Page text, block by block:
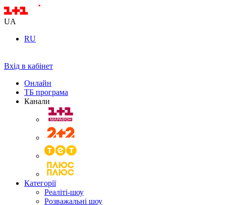
UA
RU
Вхід в кабінет
Онлайн
ТБ програма
Канали
Категорії
Реаліті-шоу
Розважальні шоу